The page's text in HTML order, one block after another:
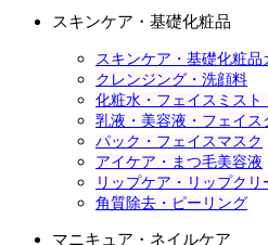
スキンケア・基礎化粧品
スキンケア・基礎化粧品
クレンジング・洗顔料
化粧水・フェイスミスト
乳液・美容液・フェイス
パック・フェイスマスク
アイケア・まつ毛美容液
リップケア・リップクリ
角質除去・ピーリング
マニキュア・ネイルケア